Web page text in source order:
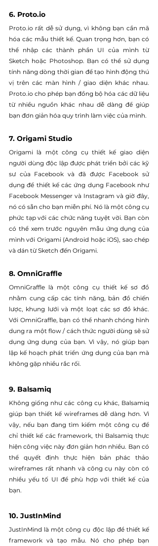
6. Proto.io
Proto.io rất dễ sử dụng, vì không bạn cần mã
hóa các mẫu thiết kế. Quan trọng hơn, bạn có
thể nhập các thành phần UI của mình từ
Sketch hoặc Photoshop. Bạn có thể sử dụng
tính năng dòng thời gian để tạo hình động thú
vị trên các màn hình / giao diện khác nhau.
Proto.io cho phép bạn đồng bộ hóa các dữ liệu
từ nhiều nguồn khác nhau dễ dàng để giúp
bạn đơn giản hóa quy trình làm việc của mình.
7. Origami Studio
Origami là một công cụ thiết kế giao diện
người dùng độc lập được phát triển bởi các kỹ
sư của Facebook và đã được Facebook sử
dụng để thiết kế các ứng dụng Facebook như
Facebook Messenger và Instagram và giờ đây,
nó có sẵn cho bạn miễn phí. Nó là một công cụ
phức tạp với các chức năng tuyệt vời. Bạn còn
có thể xem trước nguyên mẫu ứng dụng của
mình với Origami (Android hoặc iOS), sao chép
và dán từ Sketch đến Origami.
8. OmniGraffle
OmniGraffle là một công cụ thiết kế sơ đồ
nhằm cung cấp các tính năng, bản đồ chiến
lược, khung lưới và một loạt các sơ đồ khác.
Với OmniGraffle, bạn có thể nhanh chóng hình
dung ra một flow / cách thức người dùng sẽ sử
dụng ứng dụng của bạn. Vì vậy, nó giúp bạn
lập kế hoạch phát triển ứng dụng của bạn mà
không gặp nhiều rắc rối.
9. Balsamiq
Không giống như các công cụ khác, Balsamiq
giúp bạn thiết kế wireframes dễ dàng hơn. Vì
vậy, nếu bạn đang tìm kiếm một công cụ để
chỉ thiết kế các framework, thì Balsamiq thực
hiện công việc này đơn giản hơn nhiều. Bạn có
thể quyết định thực hiện bản phác thảo
wireframes rất nhanh và công cụ này còn có
nhiều yếu tố UI để phù hợp với thiết kế của
bạn.
10. JustInMind
JustInMind là một công cụ độc lập để thiết kế
framework và tạo mẫu. Nó cho phép bạn